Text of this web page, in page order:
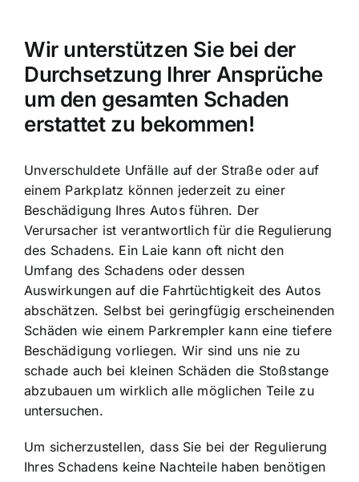
Wir unterstützen Sie bei der
Durchsetzung Ihrer Ansprüche
um den gesamten Schaden
erstattet zu bekommen!
Unverschuldete Unfälle auf der Straße oder auf
einem Parkplatz können jederzeit zu einer
Beschädigung Ihres Autos führen. Der
Verursacher ist verantwortlich für die Regulierung
des Schadens. Ein Laie kann oft nicht den
Umfang des Schadens oder dessen
Auswirkungen auf die Fahrtüchtigkeit des Autos
abschätzen. Selbst bei geringfügig erscheinenden
Schäden wie einem Parkrempler kann eine tiefere
Beschädigung vorliegen. Wir sind uns nie zu
schade auch bei kleinen Schäden die Stoßstange
abzubauen um wirklich alle möglichen Teile zu
untersuchen.
Um sicherzustellen, dass Sie bei der Regulierung
Ihres Schadens keine Nachteile haben benötigen